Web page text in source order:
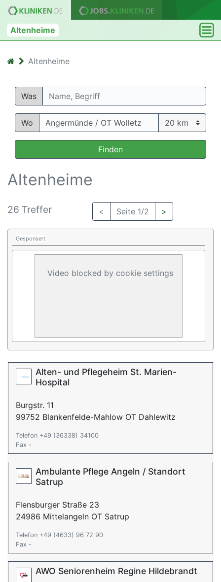
Altenheime
Altenheime
Was
Wo
Finden
Altenheime
26 Treffer < Seite 1/2 >
Gesponsert
Video blocked by cookie settings
Alten- und Pflegeheim St. Marien-
Hospital
Burgstr. 11
99752 Blankenfelde-Mahlow OT Dahlewitz
Telefon +49 (36338) 34100
Fax -
Ambulante Pflege Angeln / Standort
Satrup
Flensburger Straße 23
24986 Mittelangeln OT Satrup
Telefon +49 (4633) 96 72 90
Fax -
AWO Seniorenheim Regine Hildebrandt